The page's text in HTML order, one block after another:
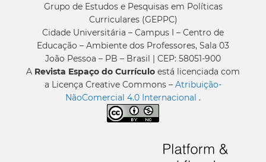
Grupo de Estudos e Pesquisas em Políticas
Curriculares (GEPPC)
Cidade Universitária – Campus I – Centro de
Educação – Ambiente dos Professores, Sala 03
João Pessoa – PB – Brasil | CEP: 58051-900
A Revista Espaço do Currículo está licenciada com
a Licença Creative Commons – Atribuição-
NãoComercial 4.0 Internacional .